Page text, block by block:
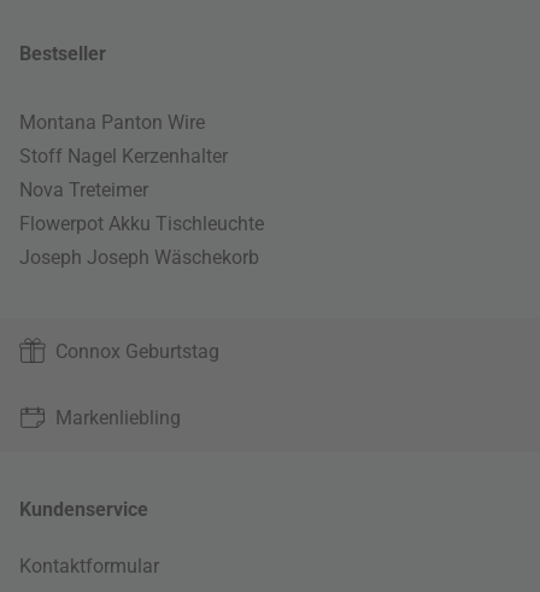
Bestseller
Montana Panton Wire
Stoff Nagel Kerzenhalter
Nova Treteimer
Flowerpot Akku Tischleuchte
Joseph Joseph Wäschekorb
Connox Geburtstag
Markenliebling
Kundenservice
Kontaktformular